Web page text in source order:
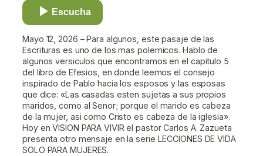
Escucha
Mayo 12, 2026 – Para algunos, este pasaje de las
Escrituras es uno de los mas polemicos. Hablo de
algunos versiculos que encontramos en el capitulo 5
del libro de Efesios, en donde leemos el consejo
inspirado de Pablo hacia los esposos y las esposas
que dice: «Las casadas esten sujetas a sus propios
maridos, como al Senor; porque el marido es cabeza
de la mujer, asi como Cristo es cabeza de la iglesia».
Hoy en VISION PARA VIVIR el pastor Carlos A. Zazueta
presenta otro mensaje en la serie LECCIONES DE VIDA
SOLO PARA MUJERES.